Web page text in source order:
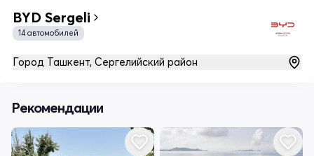
BYD Sergeli
14 автомобилей
Город Ташкент, Сергелийский район
Рекомендации